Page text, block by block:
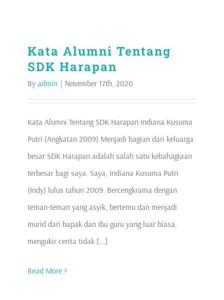
Kata Alumni Tentang
SDK Harapan
By admin | November 17th, 2020
Kata Alumni Tentang SDK Harapan Indiana Kusuma
Putri (Angkatan 2009) Menjadi bagian dari keluarga
besar SDK Harapan adalah salah satu kebahagiaan
terbesar bagi saya. Saya, Indiana Kusuma Putri
(Indy) lulus tahun 2009. Bercengkrama dengan
teman-teman yang asyik, bertemu dan menjadi
murid dari bapak dan ibu guru yang luar biasa,
mengukir cerita tidak [...]
Read More